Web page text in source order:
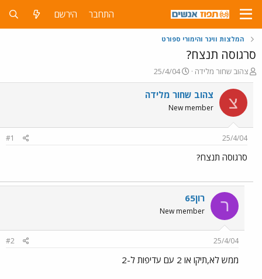
התחבר הירשם
המלצות ווינר והימורי ספורט
סרגוסה תנצח?
פ
ו
ת
ח
ה
ש
א
צהוב שחור מלידה
פ
ו
ר
ם
25/4/04
צ צהוב שחור מלידה
New member
25/4/04
#1
סרגוסה תנצח?
ר רון65
New member
25/4/04
#2
ממש לא,תיקו או 2 עם עדיפות ל-2